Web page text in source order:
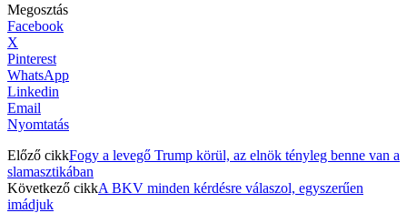
Megosztás
Facebook
X
Pinterest
WhatsApp
Linkedin
Email
Nyomtatás
Előző cikkFogy a levegő Trump körül, az elnök tényleg benne van a
slamasztikában
Következő cikkA BKV minden kérdésre válaszol, egyszerűen
imádjuk